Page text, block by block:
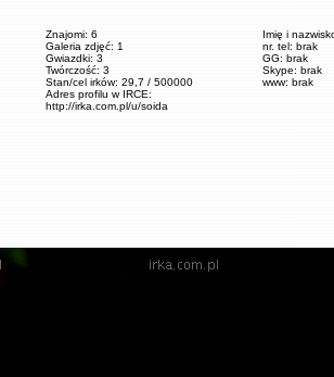
Znajomi: 6
Galeria zdjęć: 1
Gwiazdki: 3
Twórczość: 3
Stan/cel irków: 29,7 / 500000
Adres profilu w IRCE:
http://irka.com.pl/u/soida
Imię i
nr. tel: brak
GG: brak
Skype: brak
www: brak